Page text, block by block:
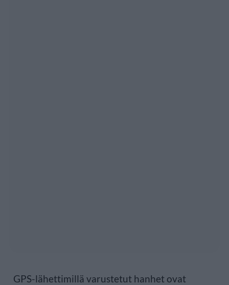
GPS-lähettimillä varustetut hanhet ovat